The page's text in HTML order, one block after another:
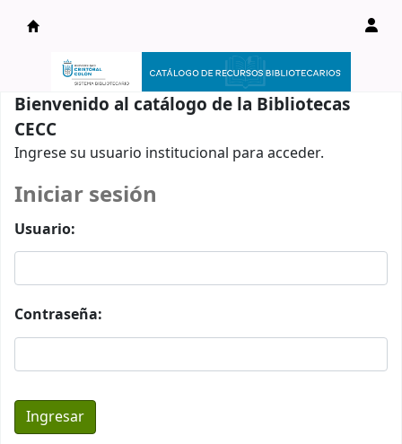
Catálogo en línea
Bienvenido al catálogo de la Bibliotecas
CECC
Ingrese su usuario institucional para acceder.
Iniciar sesión
Usuario:
Contraseña: